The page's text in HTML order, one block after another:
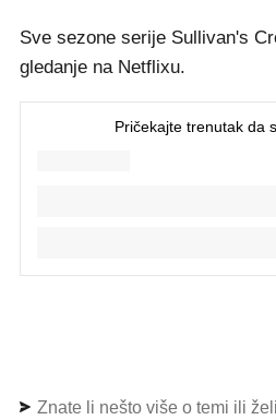
Sve sezone serije Sullivan's
gledanje na Netflixu.
Znate li nešto više o temi ili